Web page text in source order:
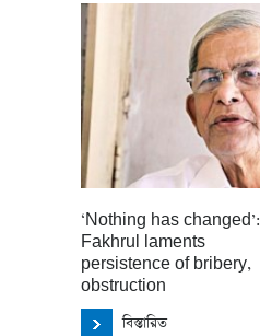
‘Nothing has changed’:
Fakhrul laments
persistence of bribery,
obstruction
বিস্তারিত